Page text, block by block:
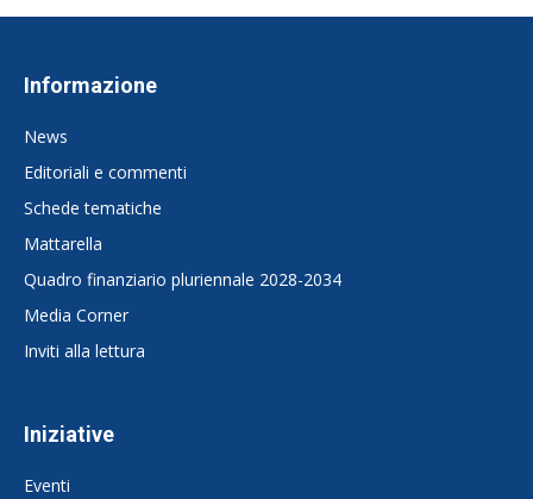
Informazione
News
Editoriali e commenti
Schede tematiche
Mattarella
Quadro finanziario pluriennale 2028-2034
Media Corner
Inviti alla lettura
Iniziative
Eventi